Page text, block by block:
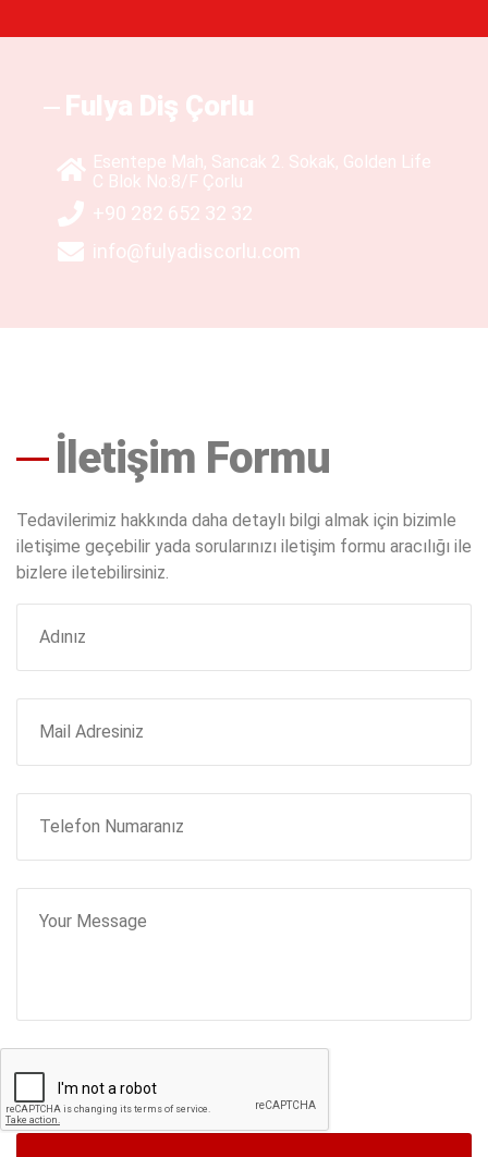
Fulya Diş Çorlu
Esentepe Mah, Sancak 2. Sokak, Golden Life
C Blok No:8/F Çorlu
+90 282 652 32 32
info@fulyadiscorlu.com
İletişim Formu
Tedavilerimiz hakkında daha detaylı bilgi almak için bizimle
iletişime geçebilir yada sorularınızı iletişim formu aracılığı ile
bizlere iletebilirsiniz.